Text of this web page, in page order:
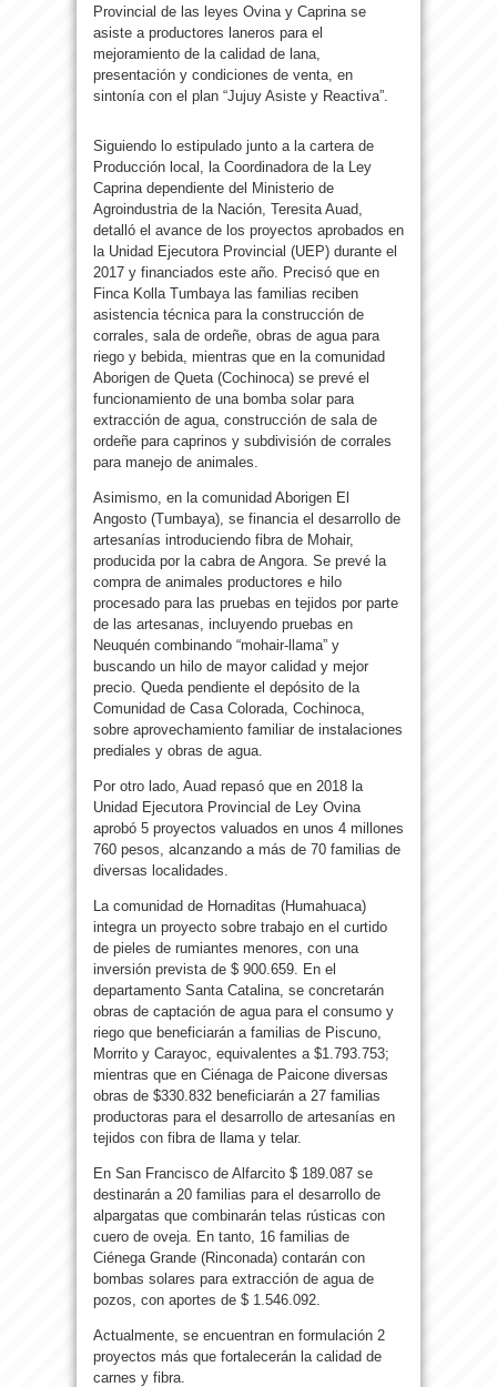
Provincial de las leyes Ovina y Caprina se
asiste a productores laneros para el
mejoramiento de la calidad de lana,
presentación y condiciones de venta, en
sintonía con el plan “Jujuy Asiste y Reactiva”.
Siguiendo lo estipulado junto a la cartera de
Producción local, la Coordinadora de la Ley
Caprina dependiente del Ministerio de
Agroindustria de la Nación, Teresita Auad,
detalló el avance de los proyectos aprobados en
la Unidad Ejecutora Provincial (UEP) durante el
2017 y financiados este año. Precisó que en
Finca Kolla Tumbaya las familias reciben
asistencia técnica para la construcción de
corrales, sala de ordeñe, obras de agua para
riego y bebida, mientras que en la comunidad
Aborigen de Queta (Cochinoca) se prevé el
funcionamiento de una bomba solar para
extracción de agua, construcción de sala de
ordeñe para caprinos y subdivisión de corrales
para manejo de animales.
Asimismo, en la comunidad Aborigen El
Angosto (Tumbaya), se financia el desarrollo de
artesanías introduciendo fibra de Mohair,
producida por la cabra de Angora. Se prevé la
compra de animales productores e hilo
procesado para las pruebas en tejidos por parte
de las artesanas, incluyendo pruebas en
Neuquén combinando “mohair-llama” y
buscando un hilo de mayor calidad y mejor
precio. Queda pendiente el depósito de la
Comunidad de Casa Colorada, Cochinoca,
sobre aprovechamiento familiar de instalaciones
prediales y obras de agua.
Por otro lado, Auad repasó que en 2018 la
Unidad Ejecutora Provincial de Ley Ovina
aprobó 5 proyectos valuados en unos 4 millones
760 pesos, alcanzando a más de 70 familias de
diversas localidades.
La comunidad de Hornaditas (Humahuaca)
integra un proyecto sobre trabajo en el curtido
de pieles de rumiantes menores, con una
inversión prevista de $ 900.659. En el
departamento Santa Catalina, se concretarán
obras de captación de agua para el consumo y
riego que beneficiarán a familias de Piscuno,
Morrito y Carayoc, equivalentes a $1.793.753;
mientras que en Ciénaga de Paicone diversas
obras de $330.832 beneficiarán a 27 familias
productoras para el desarrollo de artesanías en
tejidos con fibra de llama y telar.
En San Francisco de Alfarcito $ 189.087 se
destinarán a 20 familias para el desarrollo de
alpargatas que combinarán telas rústicas con
cuero de oveja. En tanto, 16 familias de
Ciénega Grande (Rinconada) contarán con
bombas solares para extracción de agua de
pozos, con aportes de $ 1.546.092.
Actualmente, se encuentran en formulación 2
proyectos más que fortalecerán la calidad de
carnes y fibra.